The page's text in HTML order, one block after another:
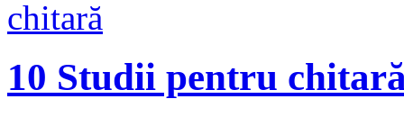
10 Studii pentru